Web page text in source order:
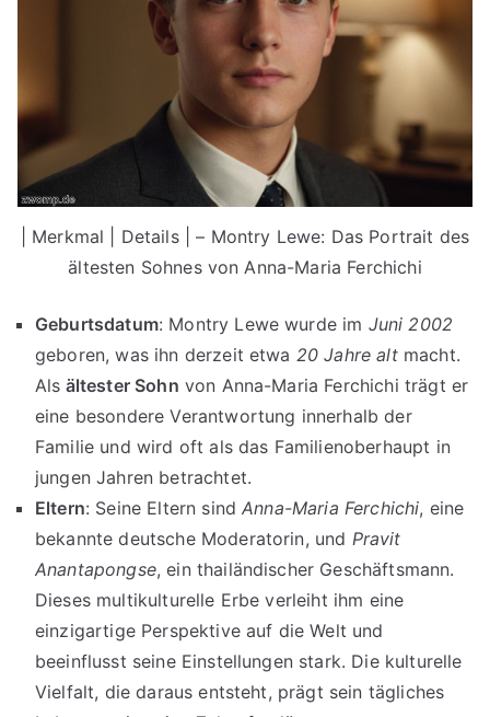
| Merkmal | Details | – Montry Lewe: Das Portrait des
ältesten Sohnes von Anna-Maria Ferchichi
Geburtsdatum: Montry Lewe wurde im Juni 2002
geboren, was ihn derzeit etwa 20 Jahre altmacht.
Als ältester Sohn von Anna-Maria Ferchichi trägt er
eine besondere Verantwortung innerhalb der
Familie und wird oft als das Familienoberhaupt in
jungen Jahren betrachtet.
Eltern: Seine Eltern sindAnna-Maria Ferchichi, eine
bekannte deutsche Moderatorin, und Pravit
Anantapongse, ein thailändischer Geschäftsmann.
Dieses multikulturelle Erbe verleiht ihm eine
einzigartige Perspektive auf die Welt und
beeinflusst seine Einstellungen stark. Die kulturelle
Vielfalt, die daraus entsteht, prägt sein tägliches